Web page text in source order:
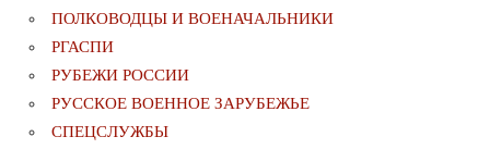
ПОЛКОВОДЦЫ И ВОЕНАЧАЛЬНИКИ
РГАСПИ
РУБЕЖИ РОССИИ
РУССКОЕ ВОЕННОЕ ЗАРУБЕЖЬЕ
СПЕЦСЛУЖБЫ